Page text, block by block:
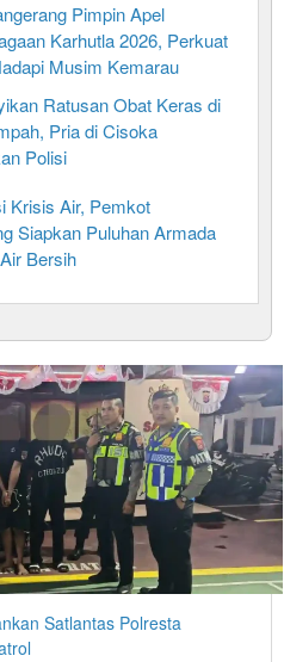
Pimpin Apel
Karhutla 2026, Perkuat
Musim Kemarau
Ratusan Obat Keras di
Pria di Cisoka
Polisi
Krisis Air, Pemkot
Siapkan Puluhan Armada
Bersih
Satlantas Polresta